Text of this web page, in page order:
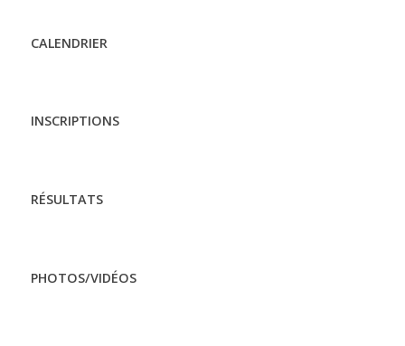
CALENDRIER
INSCRIPTIONS
RÉSULTATS
PHOTOS/VIDÉOS